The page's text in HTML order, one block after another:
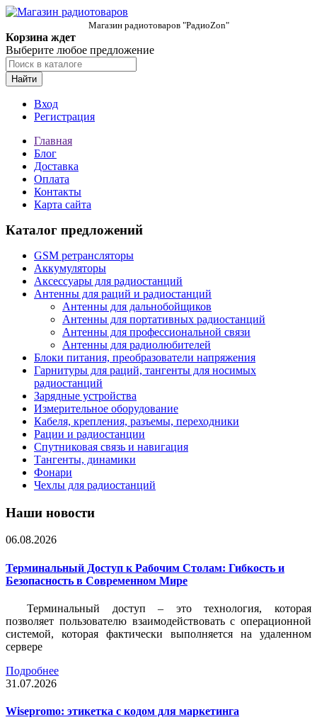
Магазин радиотоваров "РадиоZon"
Корзина ждет
Выберите любое предложение
Найти
Вход
Регистрация
Главная
Блог
Доставка
Оплата
Контакты
Карта сайта
Каталог предложений
GSM ретрансляторы
Аккумуляторы
Аксессуары для радиостанций
Антенны для раций и радиостанций
Антенны для дальнобойщиков
Антенны для портативных радиостанций
Антенны для профессиональной связи
Антенны для радиолюбителей
Блоки питания, преобразователи напряжения
Гарнитуры для раций, тангенты для носимых
радиостанций
Зарядные устройства
Измерительное оборудование
Кабеля, крепления, разъемы, переходники
Рации и радиостанции
Спутниковая связь и навигация
Тангенты, динамики
Фонари
Чехлы для радиостанций
Наши новости
06.08.2026
Терминальный Доступ к Рабочим Столам: Гибкость и
Безопасность в Современном Мире
Терминальный доступ – это технология, которая
позволяет пользователю взаимодействовать с операционной
системой, которая фактически выполняется на удаленном
сервере
Подробнее
31.07.2026
Wisepromo: этикетка c кодом для маркетинга